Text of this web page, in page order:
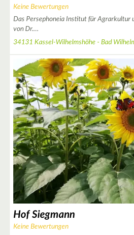
Keine Bewertungen
Das Persephoneia Institut für Agrarkultur
von Dr.…
34131 Kassel-Wilhelmshöhe - Bad
Hof Siegmann
Keine Bewertungen
3
2
3